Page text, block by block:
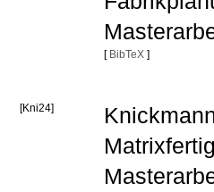
[ BibTeX ]
[Kni24]